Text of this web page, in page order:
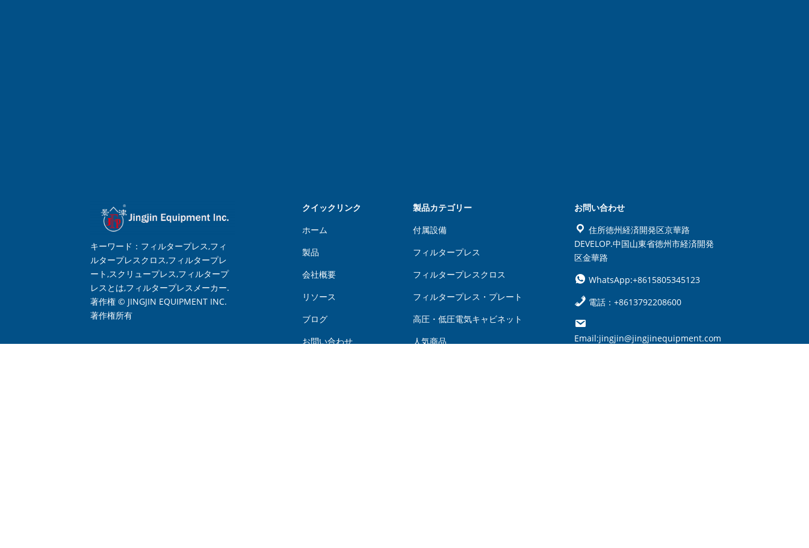
キーワード：フィルタープレス,フィ
ルタープレスクロス,フィルタープレ
ート,スクリュープレス,フィルタープ
レスとは,フィルタープレスメーカー.
著作権 © JINGJIN EQUIPMENT INC.
著作権所有
クイックリンク
ホーム
製品
会社概要
リソース
ブログ
お問い合わせ
製品カテゴリー
付属設備
フィルタープレス
フィルタープレスクロス
フィルタープレス・プレート
高圧・低圧電気キャビネット
人気商品
お問い合わせ
住所徳州経済開発区京華路
DEVELOP.中国山東省徳州市経済開発
区金華路
WhatsApp:+8615805345123
電話：+8613792208600
Email:jingjin@jingjinequipment.com